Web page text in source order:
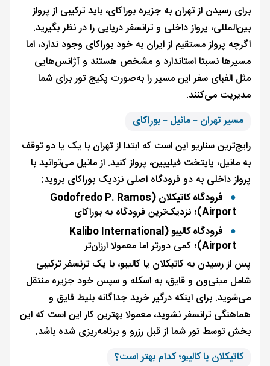
برای رسیدن از تهران به جزیره بوراکای، باید ترکیبی از پرواز
بین‌المللی، پرواز داخلی و ترانسفر دریایی را در نظر بگیرید.
اگرچه پرواز مستقیم از ایران به خود بوراکای وجود ندارد، اما
مسیرها نسبتا استاندارد و مشخص هستند و آژانس‌هایی
مثل الفبای سفر این مسیر را به‌صورت پکیج تور برای شما
مدیریت می‌کنند.
مسیر تهران – مانیل – بوراکای
رایج‌ترین سناریو این است که ابتدا از تهران با یک یا دو توقف
به مانیل، پایتخت فیلیپین، پرواز کنید. از مانیل می‌توانید با
پرواز داخلی به دو فرودگاه اصلی نزدیک بوراکای بروید:
فرودگاه کاتیکلان (Godofredo P. Ramos
Airport)؛
نزدیک‌ترین فرودگاه به بوراکای
فرودگاه کالیبو (Kalibo International
Airport)؛
کمی دورتر اما معمولا ارزان‌تر
پس از رسیدن به کاتیکلان یا کالیبو، با یک ترنسفر ترکیبی
شامل مینی‌ون و قایق، به اسکله و سپس خود جزیره منتقل
می‌شوید. برای اینکه درگیر خرید جداگانه بلیط قایق و
هماهنگی ترانسفر نشوید، معمولا بهترین کار این است که این
بخش توسط تور شما از قبل رزرو و برنامه‌ریزی شده باشد.
کاتیکلان یا کالیبو؛ کدام بهتر است؟